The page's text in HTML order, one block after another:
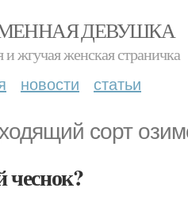
ДЕВУШКА
и жгучая женская страничка
новости статьи
сорт
чеснок?